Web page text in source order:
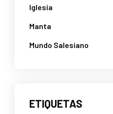
Iglesia
Manta
Mundo Salesiano
ETIQUETAS